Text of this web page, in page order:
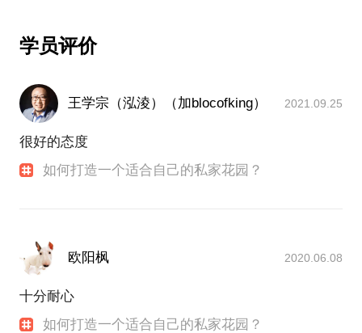
学员评价
王学宗（泓淩）（加blocofking） 2021.09.25
很好的态度
如何打造一个适合自己的私家花园？
欧阳枫 2020.06.08
十分耐心
如何打造一个适合自己的私家花园？